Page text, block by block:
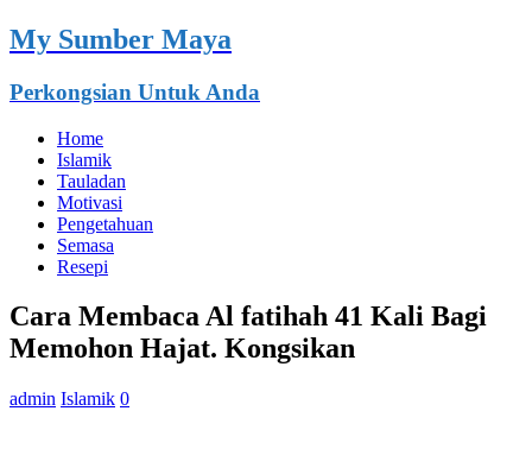
My Sumber Maya
Perkongsian Untuk Anda
Home
Islamik
Tauladan
Motivasi
Pengetahuan
Semasa
Resepi
Cara Membaca Al fatihah 41 Kali Bagi
Memohon Hajat. Kongsikan
admin Islamik 0